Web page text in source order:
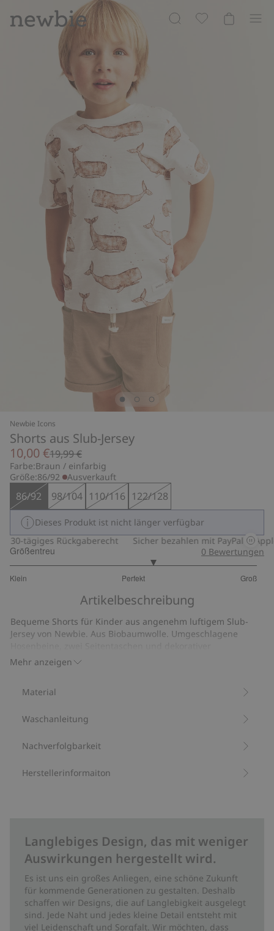
Newbie Icons
Shorts aus Slub-Jersey
10,00 €19,99 €
Farbe:Braun / einfarbig
Größe:86/92 Ausverkauft
86/92 98/104 110/116 122/128
Dieses Produkt ist nicht länger verfügbar
30-tägiges Rückgaberecht
Sicher bezahlen mit PayPal & Apple
Größentreu
Klein Perfekt Groß
von
32
Bewertungen
0 Bewertungen
Artikelbeschreibung
Mehr anzeigen
Bequeme Shorts für Kinder aus angenehm luftigem Slub-
Jersey von Newbie. Aus Biobaumwolle. Umgeschlagene
Hosenschlitz mit Knöpfen. Bequemer elastischer Bund mit
praktischem Kordelzug.
Elastischer Bund.
Enthält 100 % Biobaumwolle.
Bio-Baumwolle –GOTS
Material
Waschanleitung
Nachverfolgbarkeit
Herstellerinformaiton
Langlebiges Design, das mit weniger
Auswirkungen hergestellt wird.
Es ist uns ein großes Anliegen, eine schöne Zukunft
für kommende Generationen zu gestalten. Deshalb
schaffen wir Designs, die auf Langlebigkeit ausgelegt
sind. Jede Naht und jedes kleine Detail entsteht mit
viel Leidenschaft und Sorgfalt. Wir möchten, dass